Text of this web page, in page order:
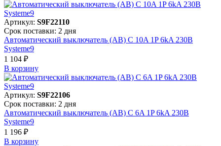
Артикул: S9F22110
Срок поставки: 2 дня
Автоматический выключатель (АВ) C 10A 1P 6kA 230В
Systeme9
1 104 ₽
В корзинy
Артикул: S9F22106
Срок поставки: 2 дня
Автоматический выключатель (АВ) C 6A 1P 6kA 230В
Systeme9
1 196 ₽
В корзинy